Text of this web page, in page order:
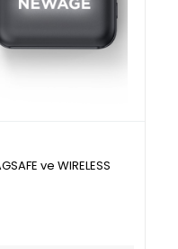
ve WIRELESS